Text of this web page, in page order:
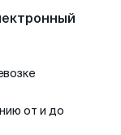
от и до